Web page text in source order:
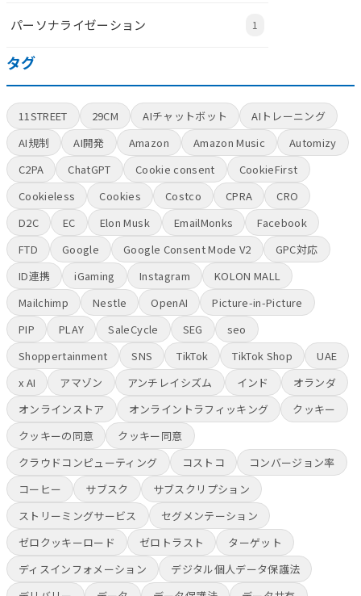
パーソナライゼーション 1
タグ
11STREET 29CM AIチャットボット
AIトレーニング
AI規制
AI開発 Amazon Amazon Music
Automizy
C2PA
ChatGPT Cookie consent
CookieFirst
Cookieless
Cookies Costco CPRA
CRO
D2C
EC Elon Musk EmailMonks
Facebook
FTD
Google Google Consent Mode V2
GPC対応
ID連携
iGaming Instagram
KOLON MALL
Mailchimp
Nestle OpenAI
Picture-in-Picture
PIP
PLAY SaleCycle SEG
seo
Shoppertainment
SNS TikTok TikTok Shop
UAE
x AI
アマゾン アンチレイシズム インド
オランダ
オンラインストア
オンライントラフィッキング
クッキー
クッキーの同意
クッキー同意
クラウドコンピューティング
コストコ
コンバージョン率
コーヒー
サブスク
サブスクリプション
ストリーミングサービス
セグメンテーション
ゼロクッキーロード
ゼロトラスト
ターゲット
ディスインフォメーション
デジタル個人データ保護法